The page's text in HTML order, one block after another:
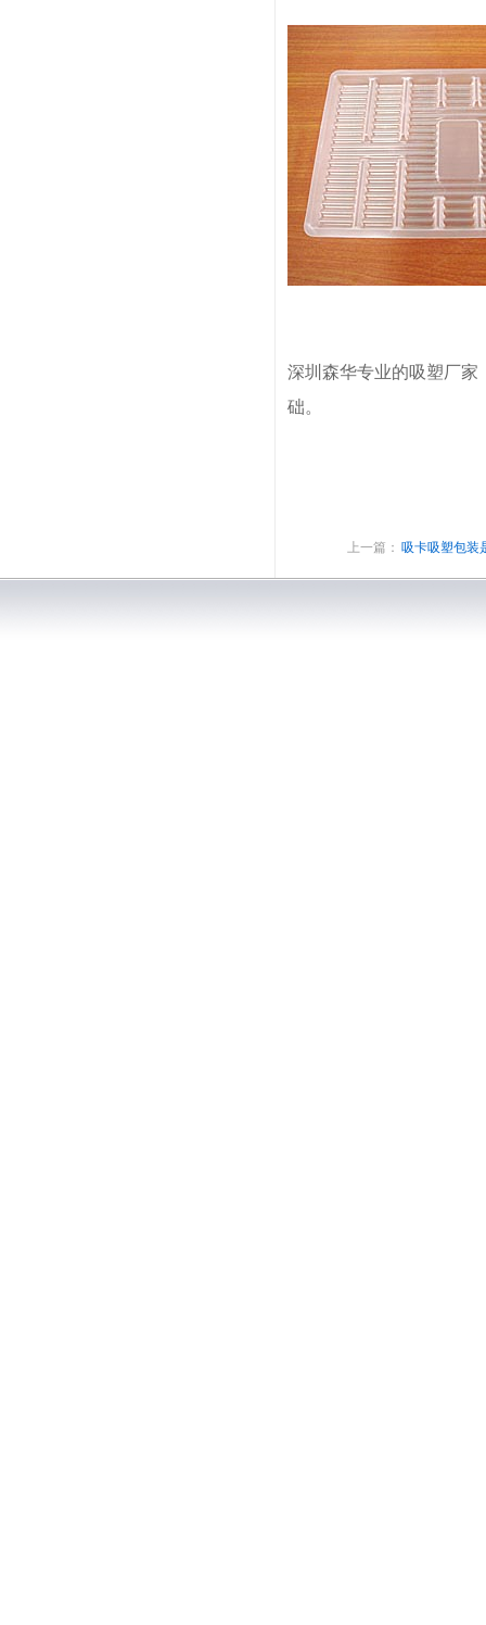
深圳森华专业的吸塑厂家
础。
上一篇： 吸卡吸塑包装